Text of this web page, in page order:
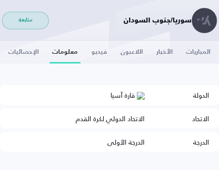
سوريا/جنوب السودان متابعة
المباريات الأخبار اللاعبون فيديو معلومات الإحصائيات
الدولة
قارة آسيا
الاتحاد
الاتحاد الدولي لكرة القدم
الدرجة
الدرجة الأولى